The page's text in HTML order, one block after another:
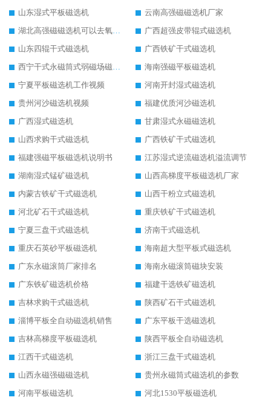
山东湿式平板磁选机
云南高强磁磁选机厂家
湖北高强磁磁选机可以去氧化铝
广西超强皮带辊式磁选机
山东四辊干式磁选机
广西铁矿干式磁选机
西宁干式永磁筒式弱磁场磁选机结构图
海南强磁平板磁选机
宁夏平板磁选机工作视频
河南开封湿式磁选机
贵州河沙磁选机视频
福建优质河沙磁选机
广西湿式磁选机
甘肃湿式永磁磁选机
山西求购干式磁选机
广西铁矿干式磁选机
福建强磁平板磁选机说明书
江苏湿式逆流磁选机溢流调节
湖南湿式锰矿磁选机
山西高梯度平板磁选机厂家
内蒙古铁矿干式磁选机
山西干粉立式磁选机
河北矿石干式磁选机
重庆铁矿干式磁选机
宁夏三盘干式磁选机
济南干式磁选机
重庆石英砂平板磁选机
海南超大型平板式磁选机
广东永磁滚筒厂家排名
海南永磁滚筒磁块安装
广东铁矿磁选机价格
福建干选铁矿磁选机
吉林求购干式磁选机
陕西矿石干式磁选机
淄博平板全自动磁选机销售
广东平板干选磁选机
吉林高梯度平板磁选机
陕西平板全自动磁选机
江西干式磁选机
浙江三盘干式磁选机
山西永磁强磁磁选机
贵州永磁筒式磁选机的参数
河南平板磁选机
河北1530平板磁选机